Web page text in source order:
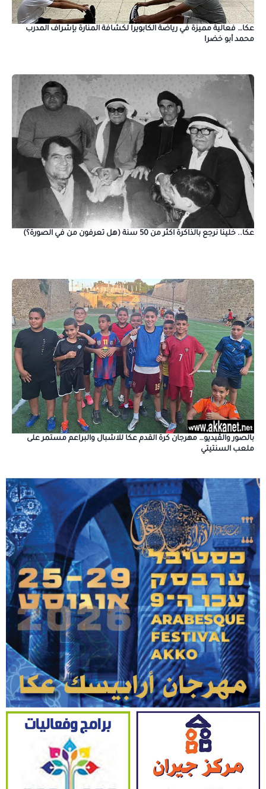
عكا… فعالية مميزة في رياضة الكابويرا لكشافة المنارة بإشراف المدرب
محمد أبو خضرا
عكا.. خلينا نرجع بالذاكرة اكثر من 50 سنة (هل تعرفون من في الصورة؟)
بالصور والڤيديو… مهرجان كرة القدم عكا للاشبال والبراعم مستمر على
ملعب السنتيتي